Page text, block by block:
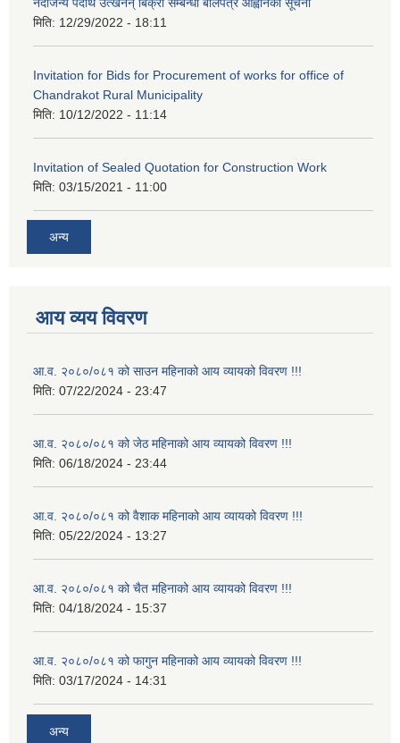
मिति: 12/29/2022 - 18:11
Invitation for Bids for Procurement of works for office of
Chandrakot Rural Municipality
मिति: 10/12/2022 - 11:14
Invitation of Sealed Quotation for Construction Work
मिति: 03/15/2021 - 11:00
अन्य
आय व्यय विवरण
आ.व. २०८०/०८१ को साउन महिनाको आय व्यायको विवरण !!!
मिति: 07/22/2024 - 23:47
आ.व. २०८०/०८१ को जेठ महिनाको आय व्यायको विवरण !!!
मिति: 06/18/2024 - 23:44
आ.व. २०८०/०८१ को वैशाक महिनाको आय व्यायको विवरण !!!
मिति: 05/22/2024 - 13:27
आ.व. २०८०/०८१ को चैत महिनाको आय व्यायको विवरण !!!
मिति: 04/18/2024 - 15:37
आ.व. २०८०/०८१ को फागुन महिनाको आय व्यायको विवरण !!!
मिति: 03/17/2024 - 14:31
अन्य